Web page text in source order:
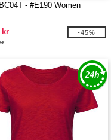
- #E190 Women
kr -45%